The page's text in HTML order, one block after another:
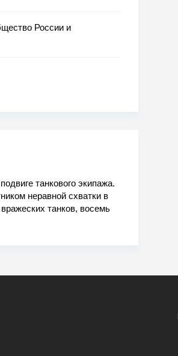
России и
танкового экипажа.
неравной схватки в
танков, восемь